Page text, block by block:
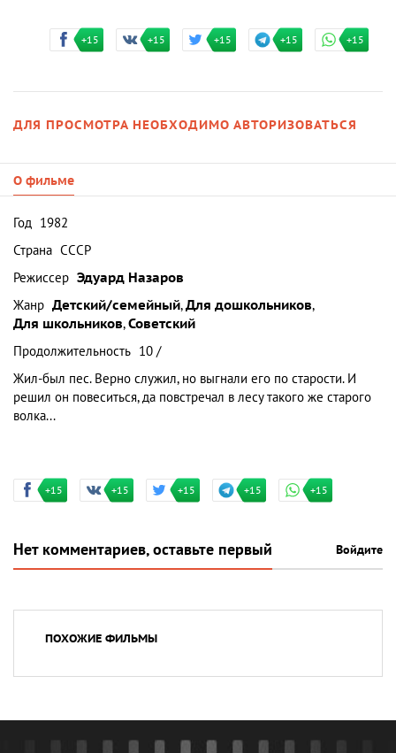
+15 +15 +15 +15 +15
ДЛЯ ПРОСМОТРА НЕОБХОДИМО АВТОРИЗОВАТЬСЯ
О фильме
Год 1982
Страна СССР
Режиссер Эдуард Назаров
Жанр Детский/семейный,Для дошкольников,
Для школьников,Советский
Продолжительность 10 /
Жил-был пес. Верно служил, но выгнали его по старости. И
решил он повеситься, да повстречал в лесу такого же старого
волка...
+15 +15 +15 +15 +15
Нет комментариев, оставьте первый Войдите
ПОХОЖИЕ ФИЛЬМЫ